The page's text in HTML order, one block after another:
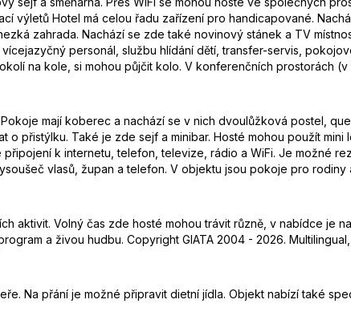
výletů Hotel má celou řadu zařízení pro handicapované.
zahrada. Nachází se zde také novinový stánek a TV
personál, službu hlídání dětí, transfer-servis,
na kole, si mohou půjčit kolo. V konferenčních prostorách
mají koberec a nachází se v nich dvoulůžková postel,
přistýlku. Také je zde sejf a minibar. Hosté mohou použít
k internetu, telefon, televize, rádio a WiFi. Je možné
vlasů, župan a telefon. V objektu jsou pokoje pro
aktivit. Volný čas zde hosté mohou trávit různě, v nabídce je
a živou hudbu. Copyright GIATA 2004 - 2026.
Na přání je možné připravit dietní jídla. Objekt nabízí také